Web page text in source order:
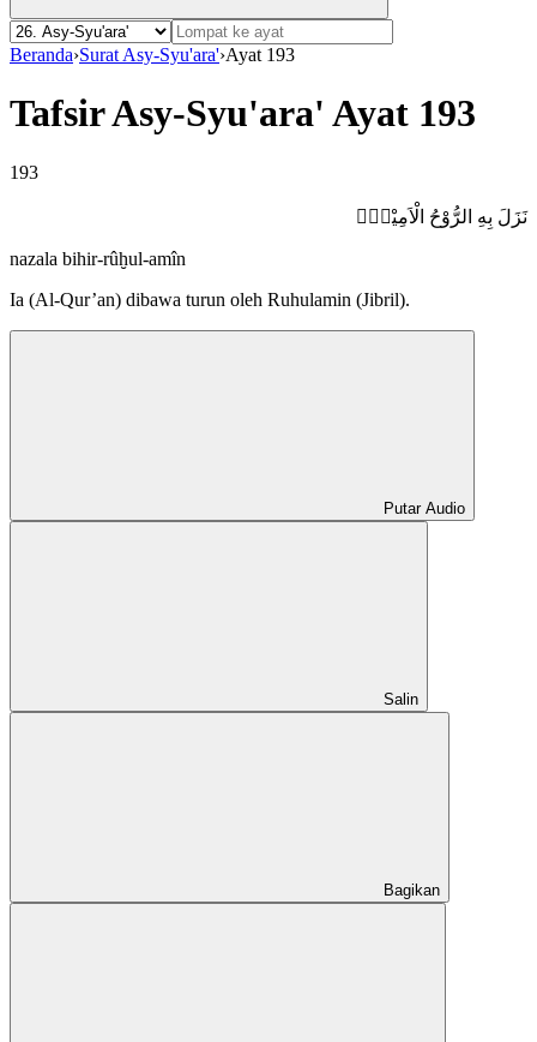
Beranda›Surat Asy-Syu'ara'›Ayat 193
Tafsir Asy-Syu'ara' Ayat 193
193
نَزَلَ بِهِ الرُّوْحُ الْاَمِيْنُۙ
nazala bihir-rûḫul-amîn
Ia (Al-Qur’an) dibawa turun oleh Ruhulamin (Jibril).
Putar Audio
Salin
Bagikan